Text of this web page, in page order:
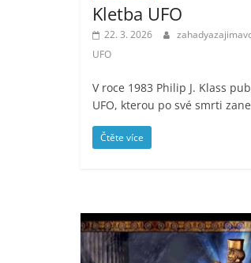
Kletba UFO
22. 3. 2026
UFO
V roce 1983 Philip J. Klass
UFO, kterou po své smrti
Čtěte více